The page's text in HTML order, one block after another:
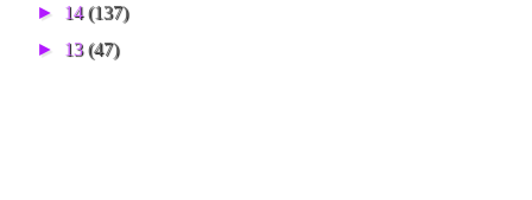
► 14(137)
► 13(47)